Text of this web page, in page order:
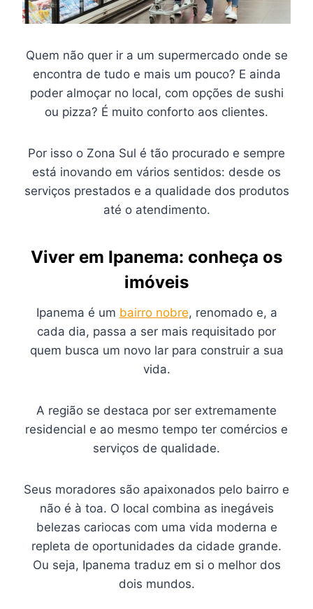
Quem não quer ir a um supermercado onde se
encontra de tudo e mais um pouco? E ainda
poder almoçar no local, com opções de sushi
ou pizza? É muito conforto aos clientes.
Por isso o Zona Sul é tão procurado e sempre
está inovando em vários sentidos: desde os
serviços prestados e a qualidade dos produtos
até o atendimento.
Viver em Ipanema: conheça os
imóveis
Ipanema é um bairro nobre, renomado e, a
cada dia, passa a ser mais requisitado por
quem busca um novo lar para construir a sua
vida.
A região se destaca por ser extremamente
residencial e ao mesmo tempo ter comércios e
serviços de qualidade.
Seus moradores são apaixonados pelo bairro e
não é à toa. O local combina as inegáveis
belezas cariocas com uma vida moderna e
repleta de oportunidades da cidade grande.
Ou seja, Ipanema traduz em si o melhor dos
dois mundos.